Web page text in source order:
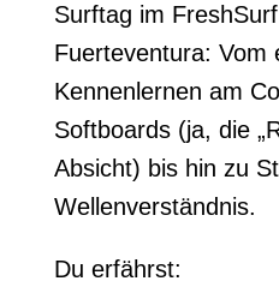
Surftag im
Fuerteventura: Vom
Kennenlernen am
Softboards (ja, die
Absicht) bis hin zu
Wellenverständnis.
Du erfährst: